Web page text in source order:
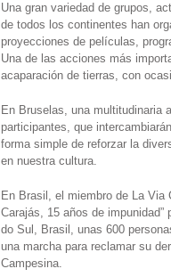
Una gran variedad de grupos,
de todos los continentes han
proyecciones de películas,
Una de las acciones más
acaparación de tierras, con
En Bruselas, una multitudinaria
participantes, que
forma simple de reforzar la
en nuestra cultura.
En Brasil, el miembro de La Via
Carajás, 15 años de
do Sul, Brasil, unas 600
una marcha para reclamar su
Campesina.